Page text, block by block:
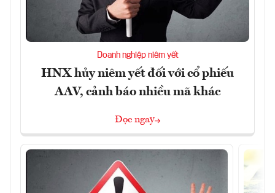
Doanh nghiệp niêm yết
HNX hủy niêm yết đối với cổ phiếu
AAV, cảnh báo nhiều mã khác
Đọc ngay